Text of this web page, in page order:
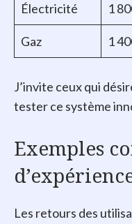
Électricité 1
Gaz 1
J’invite ceux qui
tester ce système
Exemples
Les retours des